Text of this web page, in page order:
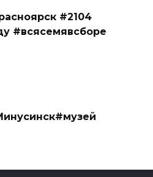
#2104
#всясемявсборе